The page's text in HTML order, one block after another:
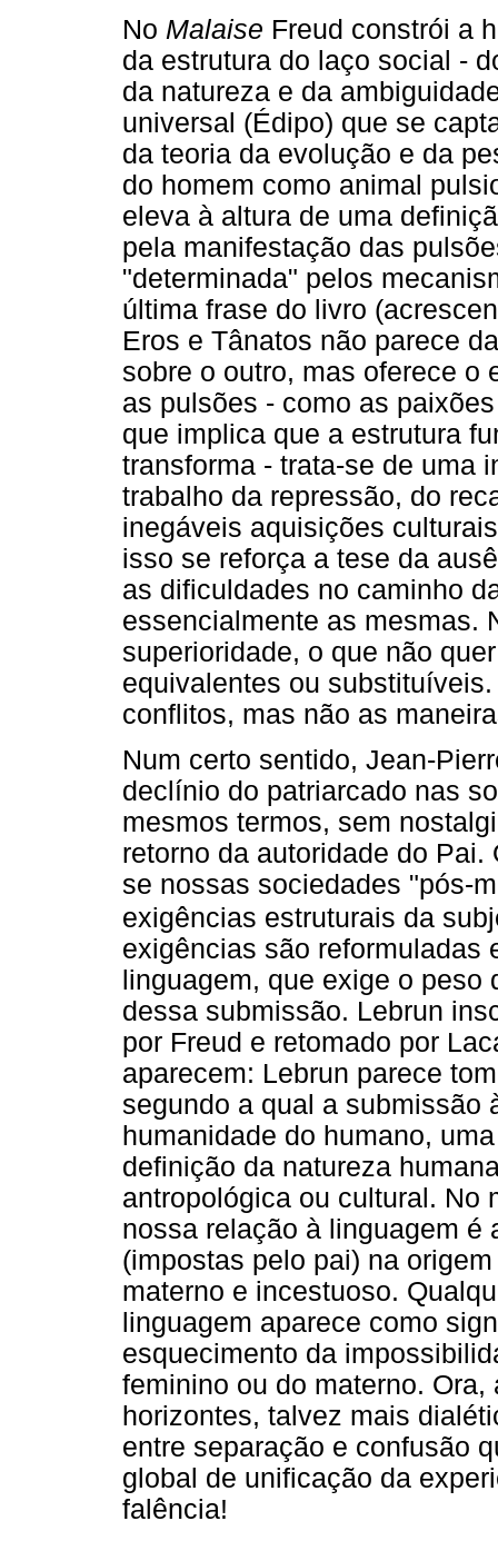
No Malaise Freud constrói a
da estrutura do laço social -
da natureza e da
universal (Édipo) que se
da teoria da evolução e da
do homem como animal
eleva à altura de uma
pela manifestação das
"determinada" pelos
última frase do livro
Eros e Tânatos não parece
sobre o outro, mas oferece o
as pulsões - como as
que implica que a estrutura
transforma - trata-se de uma
trabalho da repressão, do
inegáveis aquisições
isso se reforça a tese da
as dificuldades no caminho
essencialmente as mesmas.
superioridade, o que não
equivalentes ou
conflitos, mas não as
Num certo sentido, Jean-
declínio do patriarcado nas
mesmos termos, sem
retorno da autoridade do
se nossas sociedades "pós-
exigências estruturais da
exigências são reformuladas
linguagem, que exige o
dessa submissão. Lebrun
por Freud e retomado por
aparecem: Lebrun parece
segundo a qual a submissão
humanidade do humano,
definição da natureza
antropológica ou cultural. No
nossa relação à linguagem é
(impostas pelo pai) na
materno e incestuoso.
linguagem aparece como
esquecimento da
feminino ou do materno.
horizontes, talvez mais
entre separação e confusão
global de unificação da
falência!